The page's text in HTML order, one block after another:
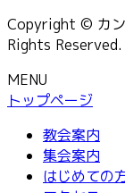
Copyright © カン
Rights Reserved.
MENU
トップページ
教会案内
集会案内
はじめての